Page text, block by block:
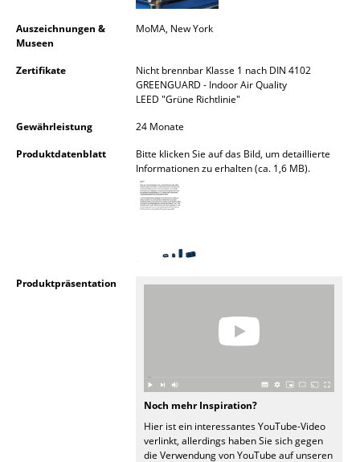
Teppiche
... alle Accessoires
Räume
Zuhause
Kinderzimmer
Auszeichnungen &
Museen
MoMA, New York
Zertifikate
Nicht brennbar Klasse 1 nach DIN 4102
GREENGUARD - Indoor Air Quality
LEED "Grüne Richtlinie"
Gewährleistung
24 Monate
Produktdatenblatt
Bitte klicken Sie auf das Bild, um detaillierte
Informationen zu erhalten (ca. 1,6 MB).
Produktpräsentation
Noch mehr Inspiration?
Hier ist ein interessantes YouTube-Video
verlinkt, allerdings haben Sie sich gegen
die Verwendung von YouTube auf unseren